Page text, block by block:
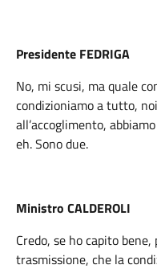
Presidente FEDRIGA
No, mi scusi, ma quale
condizioniamo a tutto,
all’accoglimento,
eh. Sono due.
Ministro CALDEROLI
Credo, se ho capito
trasmissione, che la